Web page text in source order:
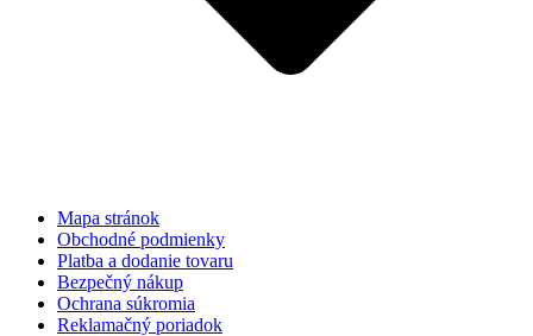
Mapa stránok
Obchodné podmienky
Platba a dodanie tovaru
Bezpečný nákup
Ochrana súkromia
Reklamačný poriadok